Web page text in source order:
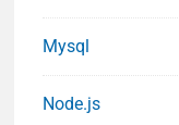
Mysql
Node.js